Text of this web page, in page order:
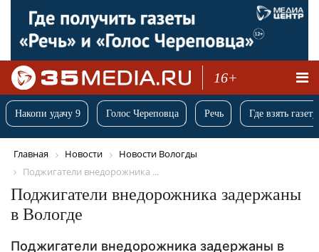
16+
Накопи удачу 9 Голос Череповца Речь Где взять
Главная Новости
Новости Вологды
Поджигатели внедорожника ...
Поджигатели внедорожника задержаны
в Вологде
Поджигатели внедорожника задержаны в